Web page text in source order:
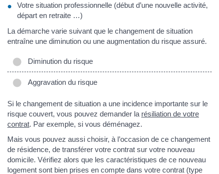
Votre situation professionnelle (début d’une nouvelle activité,
départ en retraite …)
La démarche varie suivant que le changement de situation
entraîne une diminution ou une augmentation du risque assuré.
Diminution du risque
Aggravation du risque
Si le changement de situation a une incidence importante sur le
risque couvert, vous pouvez demander la résiliation de votre
contrat. Par exemple, si vous déménagez.
Mais vous pouvez aussi choisir, à l’occasion de ce changement
de résidence, de transférer votre contrat sur votre nouveau
domicile. Vérifiez alors que les caractéristiques de ce nouveau
logement sont bien prises en compte dans votre contrat (type